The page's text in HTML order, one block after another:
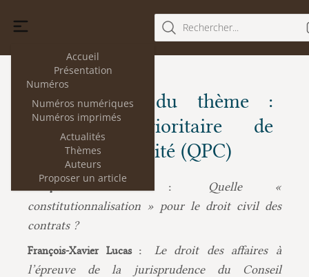
Accueil
Présentation
Numéros
Numéros numériques
Numéros imprimés
Actualités
Thèmes
Auteurs
Proposer un article
Rechercher...
Les articles du thème :
Question prioritaire de
constitutionnalité (QPC)
François Chénedé :
Quelle «
constitutionnalisation » pour le droit civil des
contrats ?
François-Xavier Lucas :
Le droit des affaires à
l’épreuve de la jurisprudence du Conseil